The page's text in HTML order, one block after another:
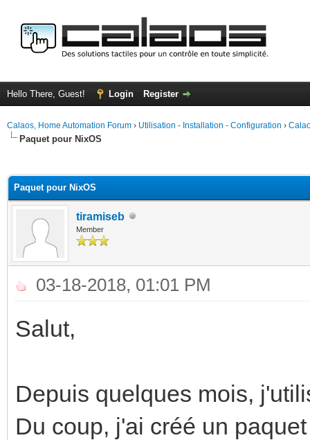
Hello There, Guest! Login Register
Calaos, Home Automation Forum › Utilisation - Installation - Configuration ›
Paquet pour NixOS
Paquet pour NixOS
tiramiseb
Member
03-18-2018, 01:01 PM
Salut,
Depuis quelques mois,
Du coup, j'ai créé un